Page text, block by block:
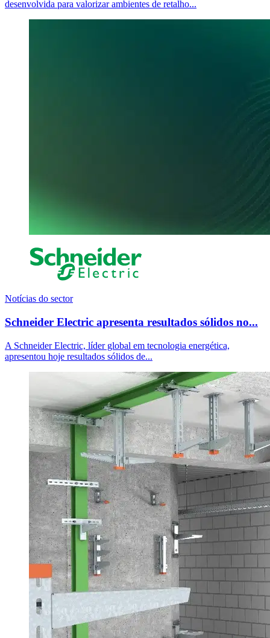
desenvolvida para valorizar ambientes de retalho...
Notícias do sector
Schneider Electric apresenta resultados sólidos no...
A Schneider Electric, líder global em tecnologia energética,
apresentou hoje resultados sólidos de...